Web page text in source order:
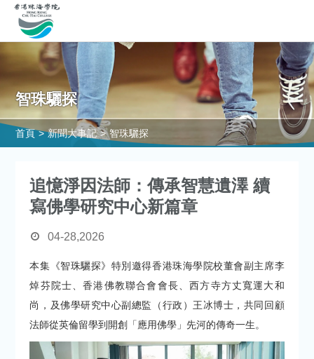
智珠驪探
首頁 > 新聞大事記 > 智珠驪探
追憶淨因法師：傳承智慧遺澤 續
寫佛學研究中心新篇章
04-28,2026
本集《智珠驪探》特別邀得香港珠海學院校董會副主席李
焯芬院士、香港佛教聯合會會長、西方寺方丈寬運大和
尚，及佛學研究中心副總監（行政）王冰博士，共同回顧
法師從英倫留學到開創「應用佛學」先河的傳奇一生。